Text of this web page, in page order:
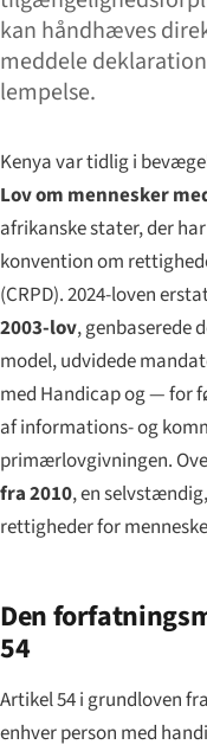
kan håndhæves
meddele
lempelse.
Kenya var tidlig i
Lov om mennesker
afrikanske stater, der
konvention om
(CRPD). 2024-loven
2003-lov, genbaserede
model, udvidede
med Handicap og — for
af informations- og
primærlovgivningen.
fra 2010, en
rettigheder for
Den
54
Artikel 54 i grundloven
enhver person med